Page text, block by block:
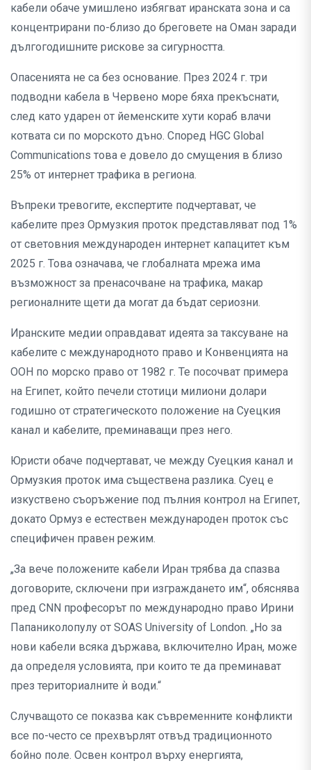
кабели обаче умишлено избягват иранската зона и са
концентрирани по-близо до бреговете на Оман заради
дългогодишните рискове за сигурността.
Опасенията не са без основание. През 2024 г. три
подводни кабела в Червено море бяха прекъснати,
след като ударен от йеменските хути кораб влачи
котвата си по морското дъно. Според HGC Global
Communications това е довело до смущения в близо
25% от интернет трафика в региона.
Въпреки тревогите, експертите подчертават, че
кабелите през Ормузкия проток представляват под 1%
от световния международен интернет капацитет към
2025 г. Това означава, че глобалната мрежа има
възможност за пренасочване на трафика, макар
регионалните щети да могат да бъдат сериозни.
Иранските медии оправдават идеята за таксуване на
кабелите с международното право и Конвенцията на
ООН по морско право от 1982 г. Те посочват примера
на Египет, който печели стотици милиони долари
годишно от стратегическото положение на Суецкия
канал и кабелите, преминаващи през него.
Юристи обаче подчертават, че между Суецкия канал и
Ормузкия проток има съществена разлика. Суец е
изкуствено съоръжение под пълния контрол на Египет,
докато Ормуз е естествен международен проток със
специфичен правен режим.
„За вече положените кабели Иран трябва да спазва
договорите, сключени при изграждането им“, обяснява
пред CNN професорът по международно право Ирини
Папаниколопулу от SOAS University of London. „Но за
нови кабели всяка държава, включително Иран, може
да определя условията, при които те да преминават
през териториалните ѝ води.“
Случващото се показва как съвременните конфликти
все по-често се прехвърлят отвъд традиционното
бойно поле. Освен контрол върху енергията,